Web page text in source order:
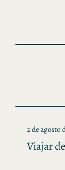
2 de agosto
Viajar